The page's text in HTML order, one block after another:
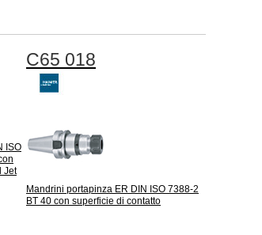
ISO
Jet
C65 018
Mandrini portapinza ER DIN ISO 7388-2
BT 40 con superficie di contatto